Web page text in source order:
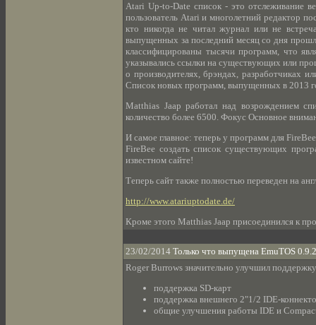
Atari Up-to-Date список - это отслеживание
пользователь Atari и многолетний редактор
кто никогда не читал журнал или не
выпущенных за последний месяц со дня
классифицированы тысячи программ, что
указывались ссылки на существующих или
о производителях, брэндах, разработчиках
Список новых программ, выпущенных в 2013
Matthias Jaap работал над возрождением
количество более 6500. Фокус Основное
И самое главное: теперь у программ для
FireBee создать список существующих
известном сайте!
Теперь сайт также полностью переведен на
http://www.atariuptodate.de/
Кроме этого Matthias Jaap присоединился к
23/02/2014 Только что выпущена EmuTOS 0.9.2
Roger Burrows значительно улучшил
поддержка SD-карт
поддержка внешнего 2"1/2 IDE-
общие улучшения работы IDE и